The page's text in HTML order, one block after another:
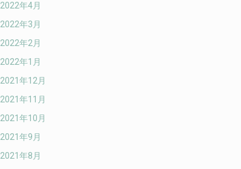
2022年4月
2022年3月
2022年2月
2022年1月
2021年12月
2021年11月
2021年10月
2021年9月
2021年8月